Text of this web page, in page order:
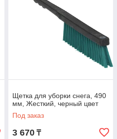
Щетка для уборки снега, 490
мм, Жесткий, черный цвет
Под заказ
3 670 ₸